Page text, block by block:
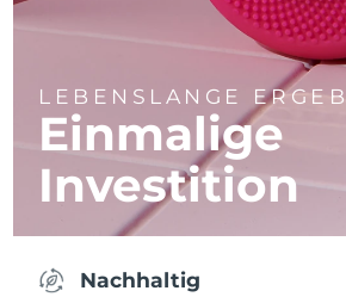
LEBENSLANGE
Einmalige
Investition
Nachhaltig